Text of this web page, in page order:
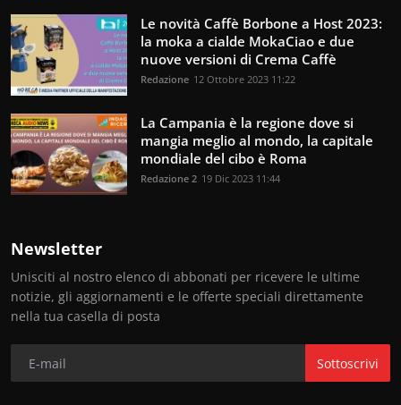
Le novità Caffè Borbone a Host 2023:
la moka a cialde MokaCiao e due
nuove versioni di Crema Caffè
Redazione 12 Ottobre 2023 11:22
La Campania è la regione dove si
mangia meglio al mondo, la capitale
mondiale del cibo è Roma
Redazione 2 19 Dic 2023 11:44
Newsletter
Unisciti al nostro elenco di abbonati per ricevere le ultime
notizie, gli aggiornamenti e le offerte speciali direttamente
nella tua casella di posta
Sottoscrivi